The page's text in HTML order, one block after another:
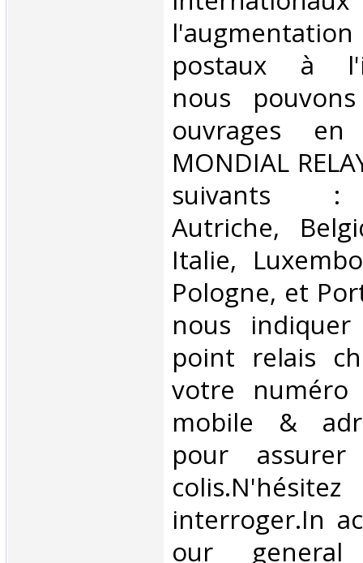
postaux à
nous
ouvrages
MONDIAL
suivants :
Autriche,
Italie,
Pologne, et
nous
point relais
votre numéro
mobile &
pour
interroger.In
our